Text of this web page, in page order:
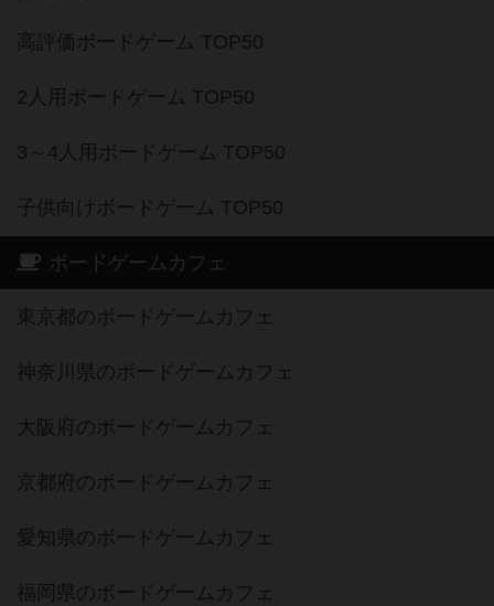
高評価ボードゲーム TOP50
2人用ボードゲーム TOP50
3～4人用ボードゲーム TOP50
子供向けボードゲーム TOP50
ボードゲームカフェ
東京都のボードゲームカフェ
神奈川県のボードゲームカフェ
大阪府のボードゲームカフェ
京都府のボードゲームカフェ
愛知県のボードゲームカフェ
福岡県のボードゲームカフェ